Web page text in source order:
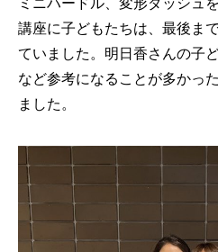
ミニハードル、変形ダッシュ
講座に子どもたちは、最後ま
ていました。明日香さんの子
など参考になることが多かっ
ました。